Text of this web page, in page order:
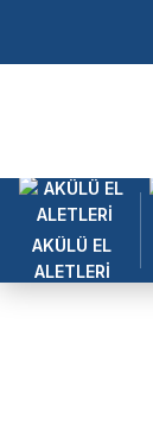
AKÜLÜ EL
ALETLERİ